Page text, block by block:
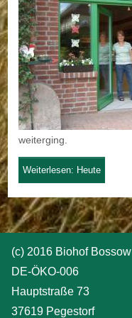
weiterging.
Weiterlesen: Heute
(c) 2016 Biohof Bossow
DE-ÖKO-006
Hauptstraße 73
37619 Pegestorf